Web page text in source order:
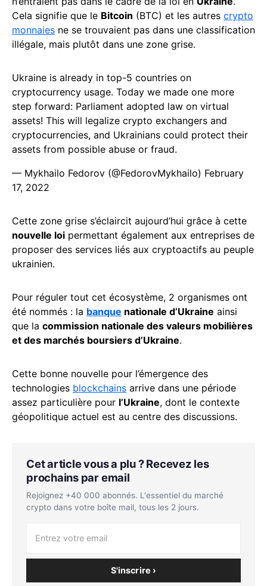
Cela signifie que le Bitcoin (BTC) et les autres crypto
monnaies ne se trouvaient pas dans une classification
illégale, mais plutôt dans une zone grise.
Ukraine is already in top-5 countries on
cryptocurrency usage. Today we made one more
step forward: Parliament adopted law on virtual
assets! This will legalize crypto exchangers and
cryptocurrencies, and Ukrainians could protect their
assets from possible abuse or fraud.
— Mykhailo Fedorov (@FedorovMykhailo) February
17, 2022
Cette zone grise s’éclaircit aujourd’hui grâce à cette
nouvelle loi permettant également aux entreprises de
proposer des services liés aux cryptoactifs au peuple
ukrainien.
Pour réguler tout cet écosystème, 2 organismes ont
été nommés : la banque nationale d’Ukraine ainsi
que la commission nationale des valeurs mobilières
et des marchés boursiers d’Ukraine.
Cette bonne nouvelle pour l’émergence des
technologies blockchains arrive dans une période
assez particulière pour l’Ukraine, dont le contexte
géopolitique actuel est au centre des discussions.
Cet article vous a plu ? Recevez les
prochains par email
Rejoignez +40 000 abonnés. L'essentiel du marché
crypto dans votre boîte mail, tous les 2 jours.
S'inscrire ›